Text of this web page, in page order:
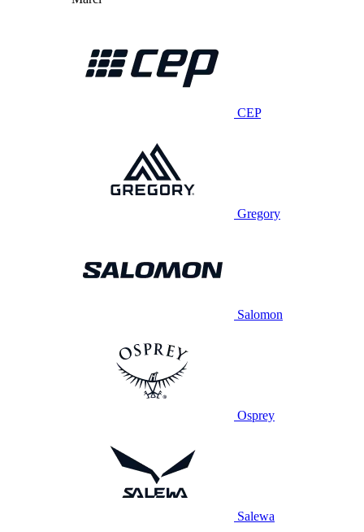
CEP
Gregory
Salomon
Osprey
Salewa